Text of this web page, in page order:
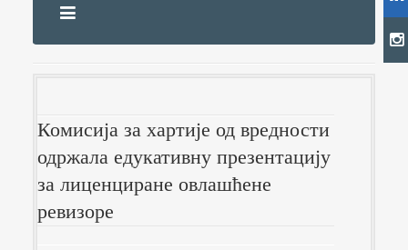
Комисија за хартије од вредности
одржала едукативну презентацију
за лиценциране овлашћене
ревизоре